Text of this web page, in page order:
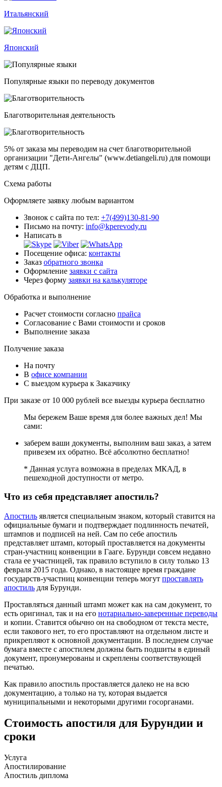
Итальянский
Японский
Популярные языки по переводу документов
Благотворительная деятельность
5% от заказа мы переводим на счет благотворительной
организации "Дети-Ангелы" (www.detiangeli.ru) для помощи
детям с ДЦП.
Схема работы
Оформляете заявку любым вариантом
Звонок с сайта по тел: +7(499)130-81-90
Письмо на почту: info@kperevody.ru
Написать в
Посещение офиса: контакты
Заказ обратного звонка
Оформление заявки с сайта
Через форму заявки на калькуляторе
Обработка и выполнение
Расчет стоимости согласно прайса
Согласование с Вами стоимости и сроков
Выполнение заказа
Получение заказа
На почту
В офисе компании
С выездом курьера к Заказчику
При заказе от 10 000 рублей все выезды курьера бесплатно
Мы бережем Ваше время для более важных дел! Мы
сами:
заберем ваши документы, выполним ваш заказ, а затем
привезем их обратно. Всё абсолютно бесплатно!
* Данная услуга возможна в пределах МКАД, в
пешеходной доступности от метро.
Что из себя представляет апостиль?
Апостиль является специальным знаком, который ставится на
официальные бумаги и подтверждает подлинность печатей,
штампов и подписей на ней. Сам по себе апостиль
представляет штамп, который проставляется на документы
стран-участниц конвенции в Гааге. Бурунди совсем недавно
стала ее участницей, так правило вступило в силу только 13
февраля 2015 года. Однако, в настоящее время граждане
государств-участниц конвенции теперь могут проставлять
апостиль для Бурунди.
Проставляться данный штамп может как на сам документ, то
есть оригинал, так и на его нотариально-заверенные переводы
и копии. Ставится обычно он на свободном от текста месте,
если такового нет, то его проставляют на отдельном листе и
прикрепляют к основной документации. В последнем случае
бумага вместе с апостилем должны быть подшиты в единый
документ, пронумерованы и скреплены соответствующей
печатью.
Как правило апостиль проставляется далеко не на всю
документацию, а только на ту, которая выдается
муниципальными и некоторыми другими госорганами.
Стоимость апостиля для Бурундии и
сроки
Услуга
Апостилирование
Апостиль диплома